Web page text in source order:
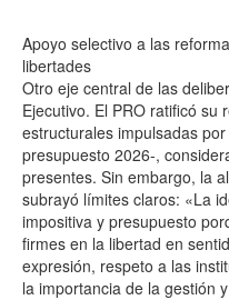
Apoyo selectivo a las
libertades
Otro eje central de las
Ejecutivo. El PRO ratificó su
estructurales impulsadas
presupuesto 2026-,
presentes. Sin embargo, la
subrayó límites claros: «La
impositiva y presupuesto
firmes en la libertad en
expresión, respeto a las
la importancia de la gestión